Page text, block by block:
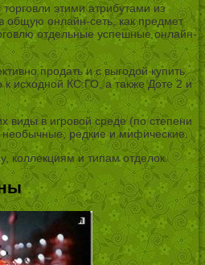
этими атрибутами из
общую онлайн-сеть, как предмет
отдельные успешные онлайн-
продать и с выгодой купить
к исходной КС:ГО, а также Доте 2 и
виды в игровой среде (по степени
редкие и мифические.
коллекциям и типам отделок.